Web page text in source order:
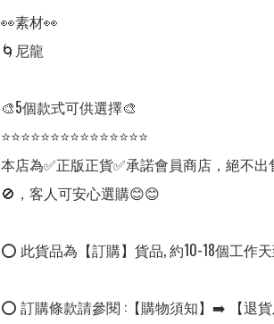
👀素材👀
🌀尼龍
🎨5個款式可供選擇🎨
⭐⭐⭐⭐⭐⭐⭐⭐⭐⭐⭐⭐⭐⭐⭐
本店為✅正版正貨✅承諾會員商店，絕不
🚫，客人可安心選購😊😊
⭕ 此貨品為【訂購】貨品, 約10-18個工作天
⭕ 訂購條款請參閱 :【購物須知】➡️ 【退貨